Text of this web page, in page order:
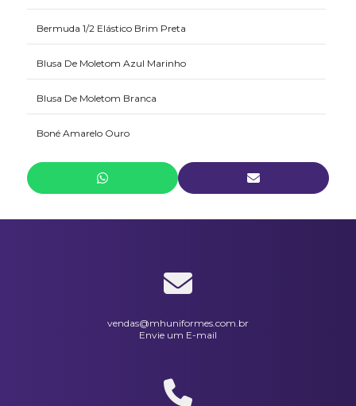
Bermuda 1/2 Elástico Brim Preta
Blusa De Moletom Azul Marinho
Blusa De Moletom Branca
Boné Amarelo Ouro
Bota Cano Longo Em Pvc Injetado Vulcabrás
Calça Modelo Cargo Em Brim Preta
vendas@mhuniformes.com.br
Envie um E-mail